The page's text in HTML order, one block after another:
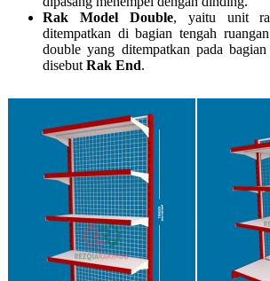
Rak Model Double, yaitu unit
ditempatkan di bagian tengah
double yang ditempatkan pada
disebut Rak End.